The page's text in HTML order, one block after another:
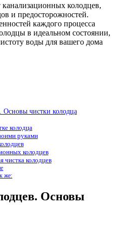
колодцев,
и предосторожностей.
каждого процесса
в идеальном состоянии,
воды для вашего дома
Основы чистки колодца
колодца
руками
колодцев
чистка колодцев
же:
Основы